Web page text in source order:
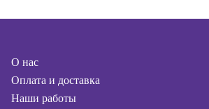
О нас
Оплата и доставка
Наши работы